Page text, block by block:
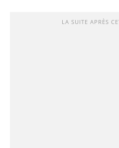
LA SUITE APRÈS